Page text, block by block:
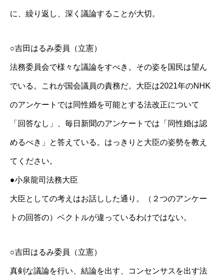
に、繰り返し、深く議論することが大切。
○吉田はるみ委員（立憲）
法務委員会で様々な議論をすべき。その姿を国民は望ん
でいる。これが国会議員の責務だ。大臣は2021年のNHK
のアンケートでは同性婚を可能とする法改正について
「回答なし」、毎日新聞のアンケートでは「同性婚は認
めるべき」と答えている。はっきりと大臣の姿勢を教え
てください。
●小泉龍司法務大臣
大臣としての考えはお話しした通り。（２つのアンケー
トの回答の）ベクトルが違っているわけではない。
○吉田はるみ委員（立憲）
真剣な議論を行い、結論を出す、コンセンサスを出す法